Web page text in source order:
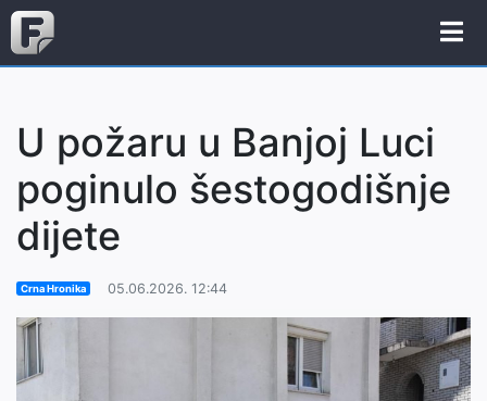
U požaru u Banjoj Luci
poginulo šestogodišnje
dijete
Crna Hronika 05.06.2026. 12:44